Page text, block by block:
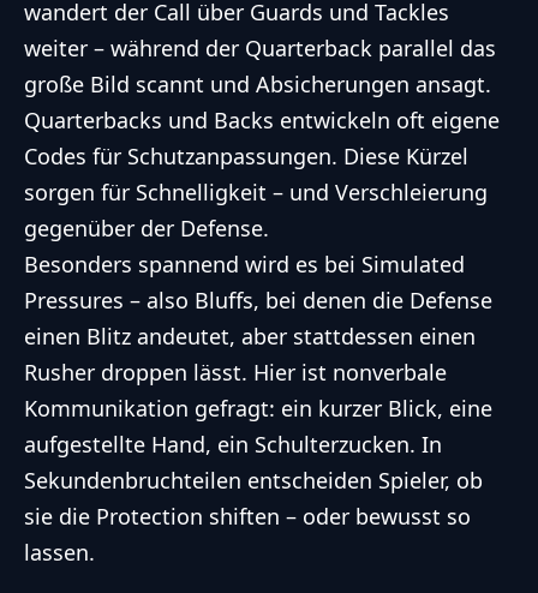
wandert der Call über Guards und Tackles
weiter – während der Quarterback parallel das
große Bild scannt und Absicherungen ansagt.
Quarterbacks und Backs entwickeln oft eigene
Codes für Schutzanpassungen. Diese Kürzel
sorgen für Schnelligkeit – und Verschleierung
gegenüber der Defense.
Besonders spannend wird es bei Simulated
Pressures – also Bluffs, bei denen die Defense
einen Blitz andeutet, aber stattdessen einen
Rusher droppen lässt. Hier ist nonverbale
Kommunikation gefragt: ein kurzer Blick, eine
aufgestellte Hand, ein Schulterzucken. In
Sekundenbruchteilen entscheiden Spieler, ob
sie die Protection shiften – oder bewusst so
lassen.